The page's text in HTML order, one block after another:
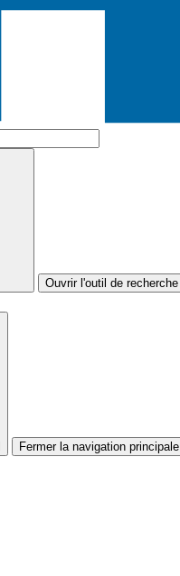
Ouvrir l'outil de recherche
Fermer la navigation principale